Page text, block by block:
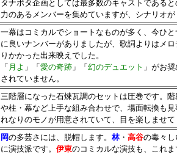
タナボタ企画としては最多数のキャストである
力のあるメンバーを集めていますが、シナリオが
一幕はコミカルでショートなものが多く、今ひ
に良いナンバーがありましたが、歌詞よりはメ
りかかった出来映えでした。
「 月よ 」「 愛の奇跡 」「 幻のデュエット 」がお
されていません。
三階層になった石煉瓦調のセットは圧巻です。
や柱・幕など上手な組み合わせで、場面転換も
れなりのモノが用意されていて、目を楽しませて
岡の多芸さには、脱帽します。 林・ 高谷の毒々し
に演技派です。 伊東のコミカルな演技も、これ